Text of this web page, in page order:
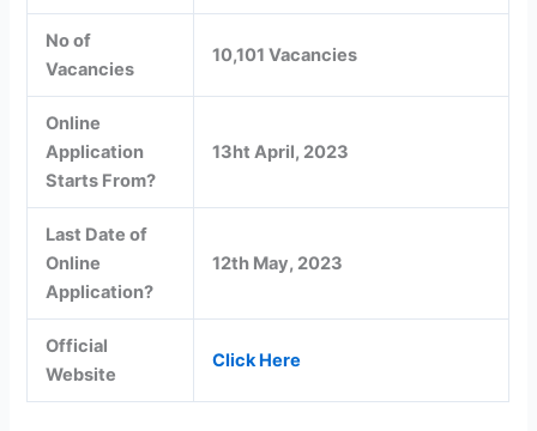
No of
Vacancies
10,101 Vacancies
Online
Application
Starts From?
13ht April, 2023
Last Date of
Online
Application?
12th May, 2023
Official
Website
Click Here